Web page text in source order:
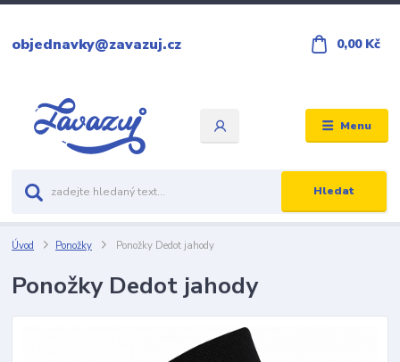
Menu
Hledat
objednavky@zavazuj.cz 0,00 Kč
Úvod Ponožky Ponožky Dedot jahody
Ponožky Dedot jahody